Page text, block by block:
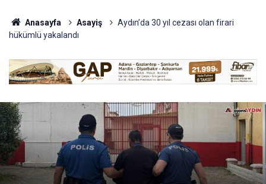
Anasayfa Asayiş
Aydın’da 30 yıl cezası olan firari
hükümlü yakalandı